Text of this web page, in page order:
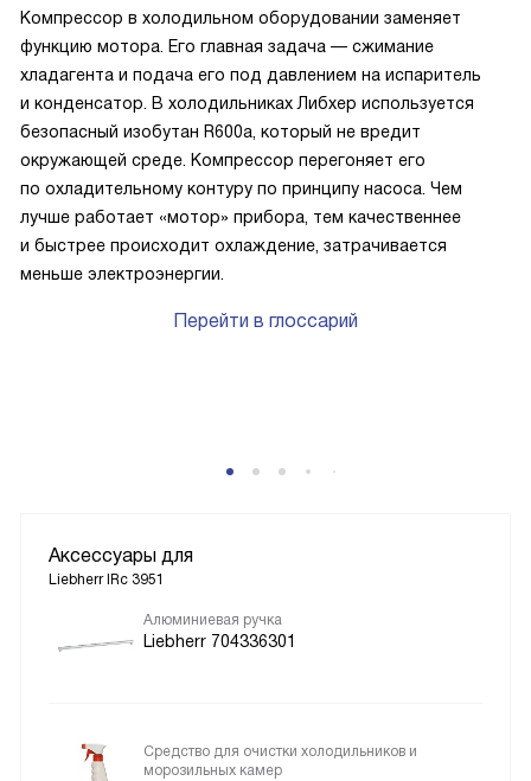
Компрессор в холодильном оборудовании заменяет
функцию мотора. Его главная задача — сжимание
хладагента и подача его под давлением на испаритель
и конденсатор. В холодильниках Либхер используется
безопасный изобутан R600a, который не вредит
окружающей среде. Компрессор перегоняет его
по охладительному контуру по принципу насоса. Чем
лучше работает «мотор» прибора, тем качественнее
и быстрее происходит охлаждение, затрачивается
меньше электроэнергии.
Перейти в глоссарий
Аксессуары для
Liebherr IRc 3951
Алюминиевая ручка
Liebherr 704336301
Средство для очистки холодильников и
морозильных камер